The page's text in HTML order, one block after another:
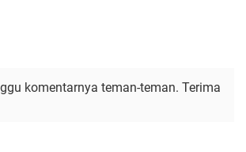
komentarnya teman-teman. Terima